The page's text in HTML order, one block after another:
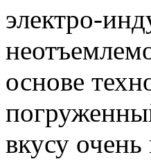
электро-
основе
вкусу